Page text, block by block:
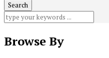
Browse By